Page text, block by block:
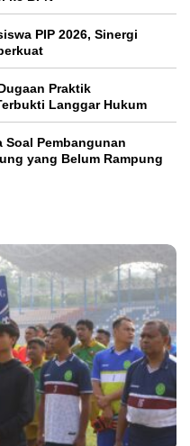
PIP 2026, Sinergi
Praktik
Langgar Hukum
Soal Pembangunan
yang Belum Rampung